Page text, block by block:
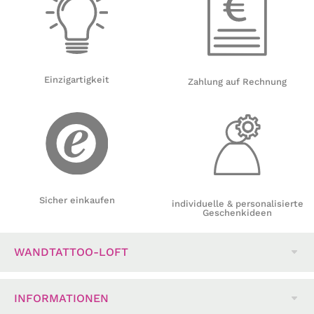
Einzigartigkeit
Sicher einkaufen
Zahlung auf Rechnung
individuelle & personalisierte
Geschenkideen
WANDTATTOO-LOFT
INFORMATIONEN